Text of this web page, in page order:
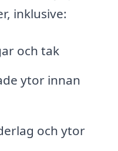
inklusive:
och tak
ytor innan
och ytor